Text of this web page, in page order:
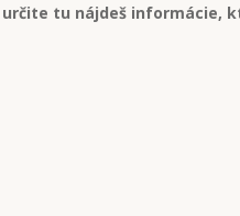
tu nájdeš informácie,